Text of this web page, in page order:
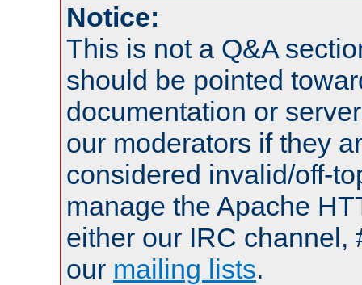
Notice:
This is not a Q&A
should be pointed
documentation or
our moderators if they
considered invalid/off-
manage the Apache
either our IRC channel,
our mailing lists.